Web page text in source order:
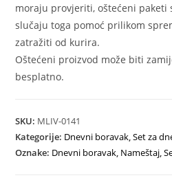
moraju provjeriti, oštećeni
slučaju toga pomoć prilikom
zatražiti od kurira.
Oštećeni proizvod može biti
besplatno.
SKU: MLIV-0141
Kategorije: Dnevni boravak ,Set za
Oznake: Dnevni boravak Nameštaj ,